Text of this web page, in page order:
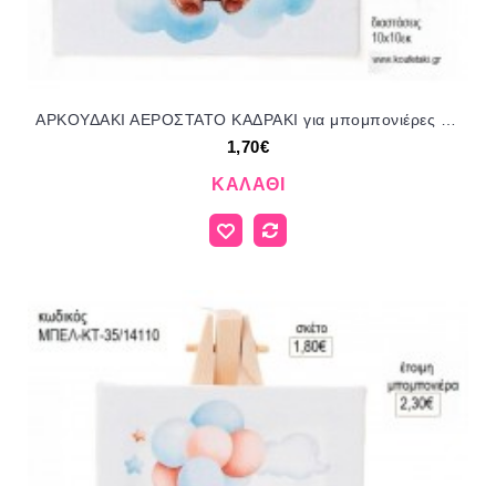
ΑΡΚΟΥΔΑΚΙ ΑΕΡΟΣΤΑΤΟ ΚΑΔΡΑΚΙ για μπομπονιέρες γούρι δώρο ΜΠΕΛ-ΚΜΒ-71/14100 1.70€!!!
1,70€
ΚΑΛΆΘΙ